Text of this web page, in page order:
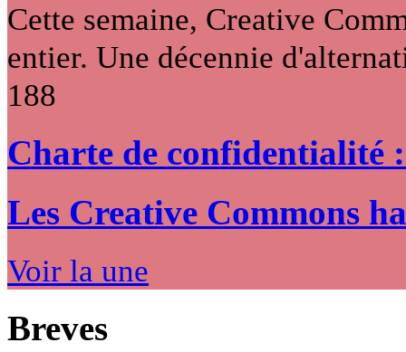
Cette semaine, Creative
entier. Une décennie
188
Charte de confidentialité
Les Creative Commons
Voir la une
Breves